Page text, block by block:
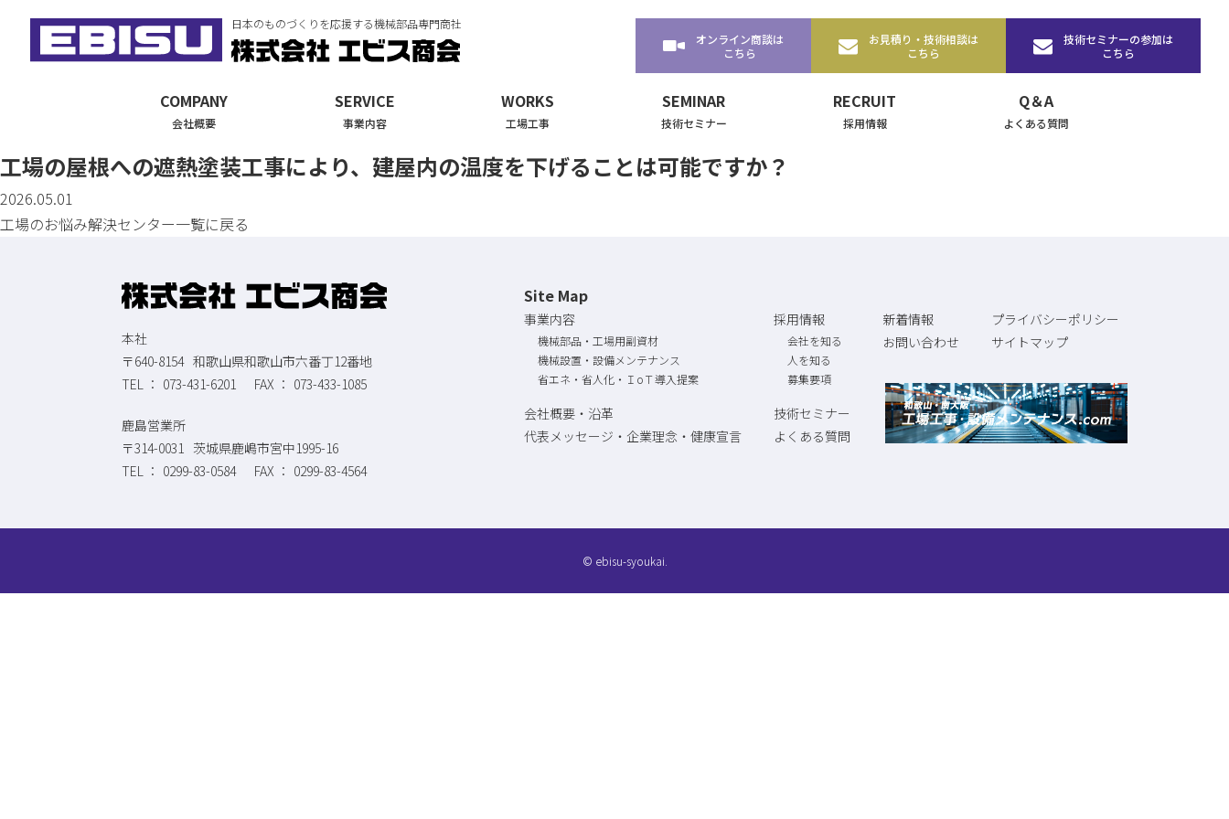
日本のものづくりを応援する機械部品専門商社
オンライン商談は
こちら
お見積り・技術相談は
こちら
技術セミナーの参加は
こちら
COMPANY
会社概要
SERVICE
事業内容
WORKS
工場工事
SEMINAR
技術セミナー
RECRUIT
採用情報
Q＆A
よくある質問
工場の屋根への遮熱塗装工事により、建屋内の温度を下げることは可能ですか？
2026.05.01
工場のお悩み解決センター一覧に戻る
本社
〒640-8154 和歌山県和歌山市六番丁12番地
073-431-6201
073-433-1085
鹿島営業所
〒314-0031
茨城県鹿嶋市宮中1995-16
0299-83-0584
0299-83-4564
Site Map
事業内容
機械部品・工場用副資材
機械設置・設備メンテナンス
省エネ・省人化・ＩoＴ導入提案
会社概要・沿革
代表メッセージ・企業理念・健康宣言
採用情報
会社を知る
人を知る
募集要項
技術セミナー
よくある質問
新着情報
お問い合わせ
プライバシーポリシー
サイトマップ
© ebisu-syoukai.